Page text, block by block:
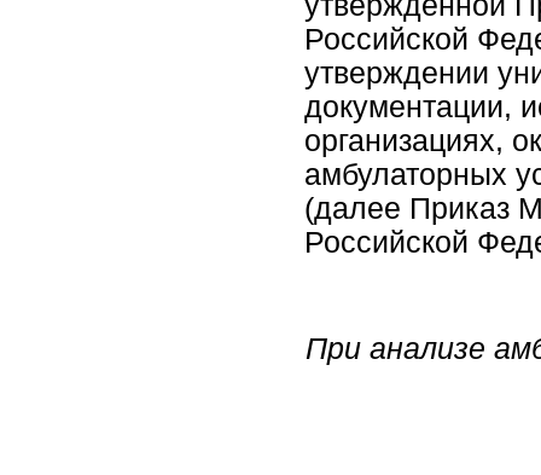
Российской
утверждении
документации,
организациях,
амбулаторных
(далее Приказ
Российской
При анализе